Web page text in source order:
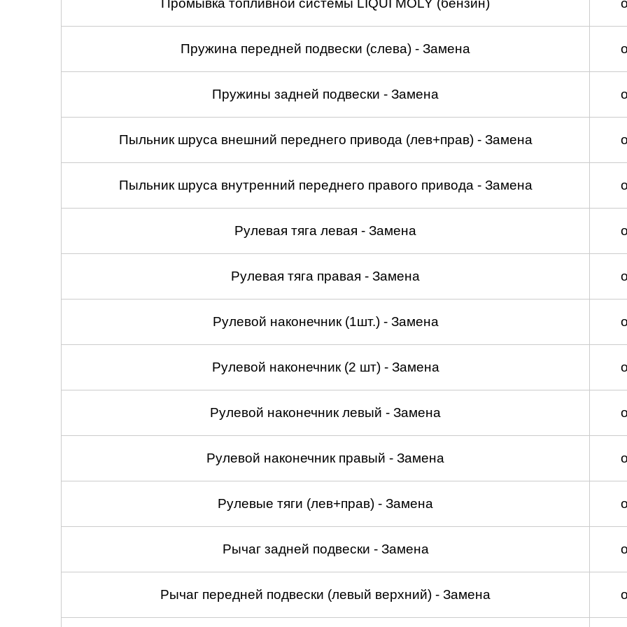
Промывка топливной системы LIQUI MOLY (бензин)
Пружина передней подвески (слева) - Замена
Пружины задней подвески - Замена
Пыльник шруса внешний переднего привода (лев+прав) - Замена
Пыльник шруса внутренний переднего правого привода - Замена
Рулевая тяга левая - Замена
Рулевая тяга правая - Замена
Рулевой наконечник (1шт.) - Замена
Рулевой наконечник (2 шт) - Замена
Рулевой наконечник левый - Замена
Рулевой наконечник правый - Замена
Рулевые тяги (лев+прав) - Замена
Рычаг задней подвески - Замена
Рычаг передней подвески (левый верхний) - Замена